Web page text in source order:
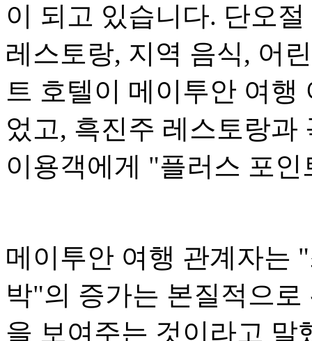
이 되고 있습니다. 단오
레스토랑, 지역 음식, 어
트 호텔이 메이투안 여
었고, 흑진주 레스토랑과
이용객에게 "플러스 포
메이투안 여행 관계자는
박"의 증가는 본질적으
을 보여주는 것이라고 말